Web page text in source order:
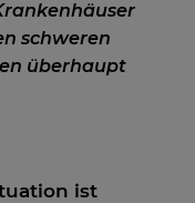
schweren
überhaupt
ist